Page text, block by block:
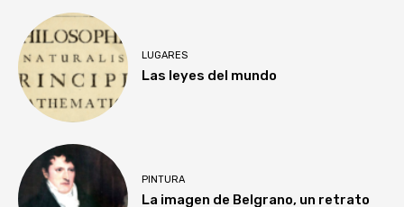
LUGARES
Las leyes del mundo
PINTURA
La imagen de Belgrano, un retrato